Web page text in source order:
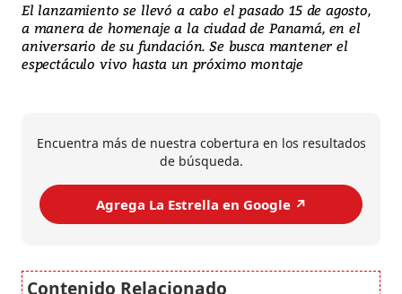
El lanzamiento se llevó a cabo el pasado 15 de agosto,
a manera de homenaje a la ciudad de Panamá, en el
aniversario de su fundación. Se busca mantener el
espectáculo vivo hasta un próximo montaje
Encuentra más de nuestra cobertura en los resultados
de búsqueda.
Agrega La Estrella en Google ↗️